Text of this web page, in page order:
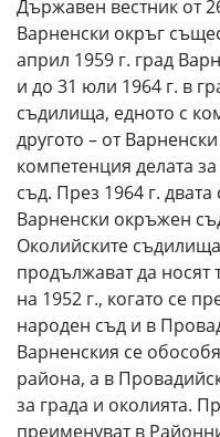
Държавен вестник от
Варненски окръг
април 1959 г. град
и до 31 юли 1964 г. в
съдилища, едното с
другото – от
компетенция делата
съд. През 1964 г.
Варненски окръжен
Околийските
продължават да носят
на 1952 г., когато се
народен съд и в
Варненския се
района, а в
за града и околията.
преименуват в